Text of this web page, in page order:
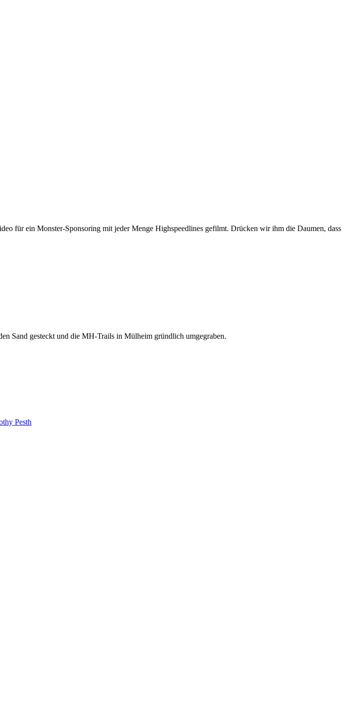
für ein Monster-Sponsoring mit jeder Menge Highspeedlines gefilmt. Drücken wir ihm die Daumen, dass
Sand gesteckt und die MH-Trails in Mülheim gründlich umgegraben.
Pesth